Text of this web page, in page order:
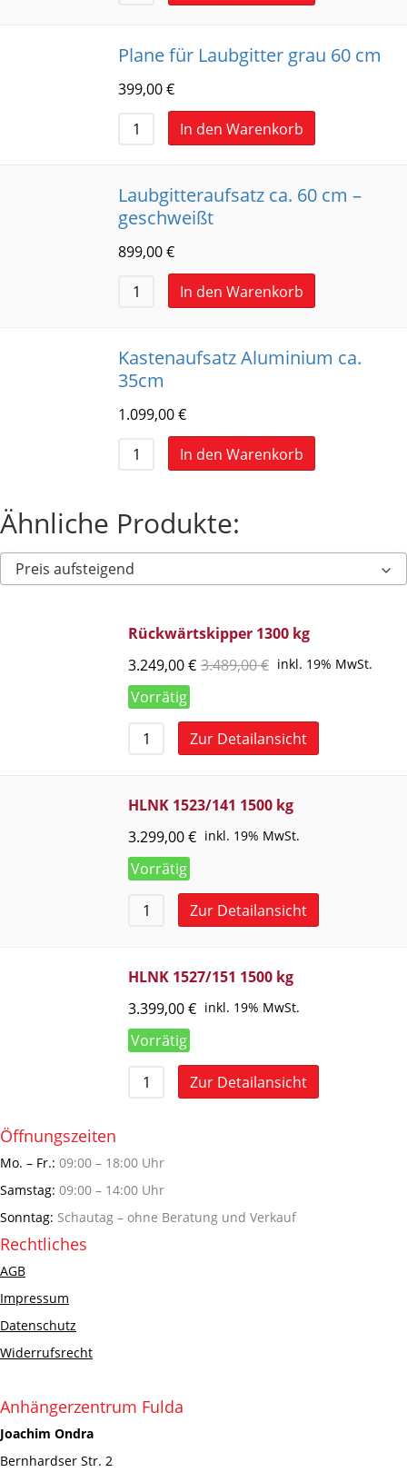
Plane für Laubgitter grau 60 cm
399,00€
In den Warenkorb
Laubgitteraufsatz ca. 60 cm –
geschweißt
899,00€
In den Warenkorb
Kastenaufsatz Aluminium ca.
35cm
1.099,00€
In den Warenkorb
Ähnliche Produkte:
Preis aufsteigend
Rückwärtskipper 1300 kg
3.249,00€ 3.489,00€ inkl. 19% MwSt.
Vorrätig
Zur Detailansicht
HLNK 1523/141 1500 kg
3.299,00€ inkl. 19% MwSt.
Vorrätig
Zur Detailansicht
HLNK 1527/151 1500 kg
3.399,00€ inkl. 19% MwSt.
Vorrätig
Zur Detailansicht
Öffnungszeiten
Mo. – Fr.: 09:00 – 18:00 Uhr
Samstag: 09:00 – 14:00 Uhr
Sonntag: Schautag – ohne Beratung und Verkauf
Rechtliches
AGB
Impressum
Datenschutz
Widerrufsrecht
Anhängerzentrum Fulda
Joachim Ondra
Bernhardser Str. 2